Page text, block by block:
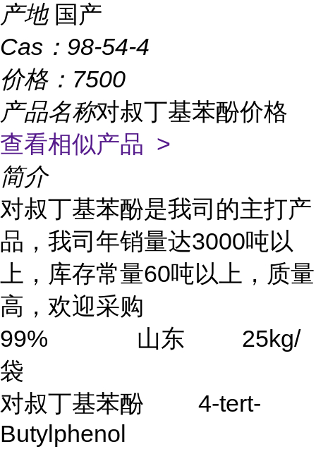
产地 国产
Cas： 98-54-4
价格： 7500
产品名称对叔丁基苯酚价格
查看相似产品 >
简介
对叔丁基苯酚是我司的主打产
品，我司年销量达3000吨以
上，库存常量60吨以上，质量
高，欢迎采购
99% 山东 25kg/
袋
对叔丁基苯酚 4-tert-
Butylphenol